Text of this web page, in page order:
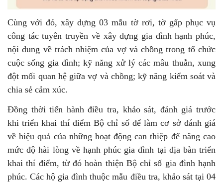
Cùng với đó, xây dựng 03 mẫu tờ rơi, tờ gấp phục vụ
công tác tuyên truyền về xây dựng gia đình hạnh phúc,
nội dung về trách nhiệm của vợ và chồng trong tổ chức
cuộc sống gia đình; kỹ năng xử lý các mâu thuẫn, xung
đột mối quan hệ giữa vợ và chồng; kỹ năng kiểm soát và
chia sẻ cảm xúc.
Đồng thời tiến hành điều tra, khảo sát, đánh giá trước
khi triển khai thí điểm Bộ chỉ số để làm cơ sở đánh giá
về hiệu quả của những hoạt động can thiệp để nâng cao
mức độ hài lòng về hạnh phúc gia đình tại địa bàn triển
khai thí điểm, từ đó hoàn thiện Bộ chỉ số gia đình hạnh
phúc. Các hộ gia đình thuộc mẫu điều tra, khảo sát tại 04